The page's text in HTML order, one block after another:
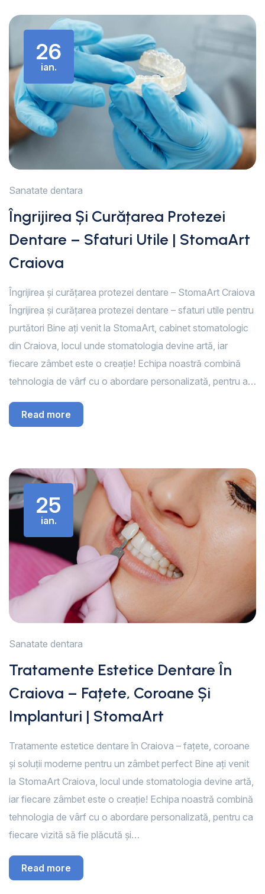
26
ian.
Sanatate dentara
Îngrijirea Și Curățarea Protezei
Dentare – Sfaturi Utile | StomaArt
Craiova
Îngrijirea și curățarea protezei dentare – StomaArt Craiova
Îngrijirea și curățarea protezei dentare – sfaturi utile pentru
purtători Bine ați venit la StomaArt, cabinet stomatologic
din Craiova, locul unde stomatologia devine artă, iar
fiecare zâmbet este o creație! Echipa noastră combină
tehnologia de vârf cu o abordare personalizată, pentru a…
Read more
25
ian.
Sanatate dentara
Tratamente Estetice Dentare În
Craiova – Fațete, Coroane Și
Implanturi | StomaArt
Tratamente estetice dentare în Craiova – fațete, coroane
și soluții moderne pentru un zâmbet perfect Bine ați venit
la StomaArt Craiova, locul unde stomatologia devine artă,
iar fiecare zâmbet este o creație! Echipa noastră combină
tehnologia de vârf cu o abordare personalizată, pentru ca
fiecare vizită să fie plăcută și…
Read more